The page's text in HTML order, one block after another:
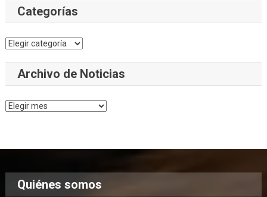
Categorías
Categorías
Archivo de Noticias
Archivo
Quiénes somos